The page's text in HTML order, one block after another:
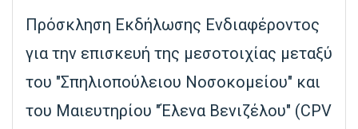
Πρόσκληση Εκδήλωσης Ενδιαφέροντος
για την επισκευή της μεσοτοιχίας μεταξύ
του "Σπηλιοπούλειου Νοσοκομείου" και
του Μαιευτηρίου "Έλενα Βενιζέλου" (CPV